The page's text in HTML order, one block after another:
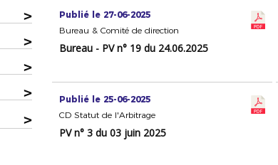
>
>
>
>
>
Publié le 27-06-2025
Bureau & Comité de direction
Bureau - PV n° 19 du 24.06.2025
Publié le 25-06-2025
CD Statut de l'Arbitrage
PV n° 3 du 03 juin 2025